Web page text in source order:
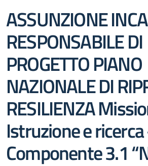
ASSUNZIONE
RESPONSABILE DI
PROGETTO PIANO
NAZIONALE DI
RESILIENZA
Istruzione e
Componente 3.1